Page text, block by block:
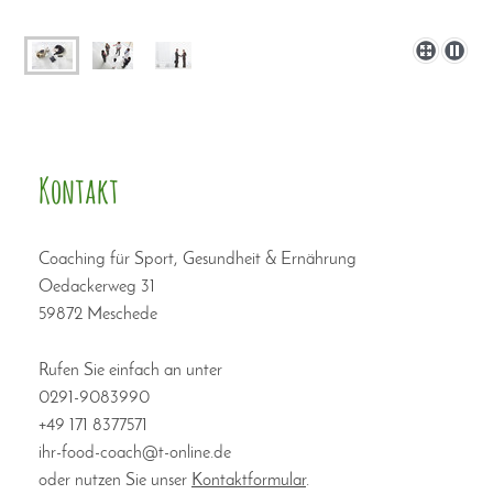
Kontakt
Coaching für Sport, Gesundheit & Ernährung
Oedackerweg 31
59872 Meschede
Rufen Sie einfach an unter
0291-9083990
+49 171 8377571
ihr-food-coach@t-online.de
oder nutzen Sie unser Kontaktformular.